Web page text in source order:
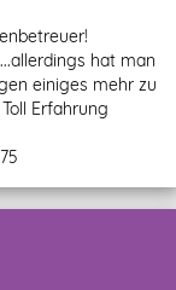
hat man
einiges mehr zu
Erfahrung